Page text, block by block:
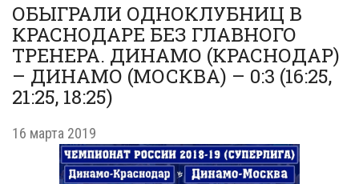
ОБЫГРАЛИ ОДНОКЛУБНИЦ В
КРАСНОДАРЕ БЕЗ ГЛАВНОГО
ТРЕНЕРА. ДИНАМО (КРАСНОДАР)
– ДИНАМО (МОСКВА) – 0:3 (16:25,
21:25, 18:25)
16 марта 2019